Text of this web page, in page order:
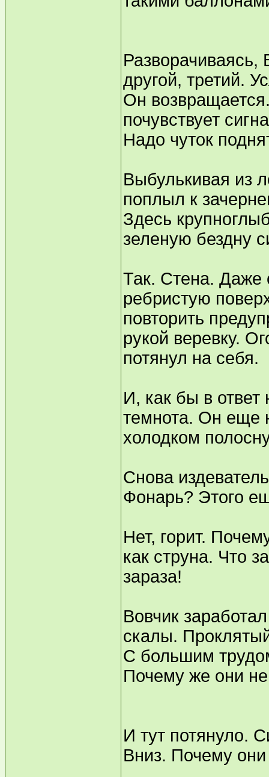
Разворачиваясь,
другой, третий.
Он
почувствует
Надо чуток
Выбулькивая из
поплыл к
Здесь
зеленую бездну
Так. Стена. Даже
ребристую
повторить
рукой веревку.
потянул на себя.
И, как бы в ответ
темнота. Он еще
холодком
Снова
Фонарь? Этого
Нет, горит.
как струна. Что
зараза!
Вовчик
скалы.
С большим
Почему же они не
И тут потянуло.
Вниз. Почему они